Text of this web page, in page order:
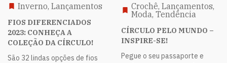
Inverno, Lançamentos
FIOS DIFERENCIADOS
2023: CONHEÇA A
COLEÇÃO DA CÍRCULO!
São 32 lindas opções de fios
Crochê, Lançamentos,
Moda, Tendência
CÍRCULO PELO MUNDO –
INSPIRE-SE!
Pegue o seu passaporte e